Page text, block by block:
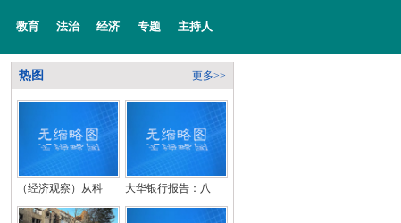
教育 法治 经济 专题 主持人
热图 更多>>
（经济观察）从科 大华银行报告：八